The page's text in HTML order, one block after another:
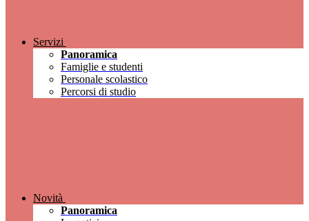
Servizi
Panoramica
Famiglie e studenti
Personale scolastico
Percorsi di studio
Novità
Panoramica